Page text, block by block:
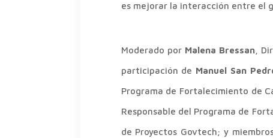
es mejorar la interacción entre el
Moderado por Malena Bressan ,
participación de Manuel San
Programa de Fortalecimiento de
Responsable del Programa de
de Proyectos Govtech; y